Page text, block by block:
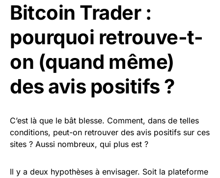
Bitcoin Trader :
pourquoi retrouve-t-
on (quand même)
des avis positifs ?
C’est là que le bât blesse. Comment, dans de telles
conditions, peut-on retrouver des avis positifs sur ces
sites ? Aussi nombreux, qui plus est ?
Il y a deux hypothèses à envisager. Soit la plateforme